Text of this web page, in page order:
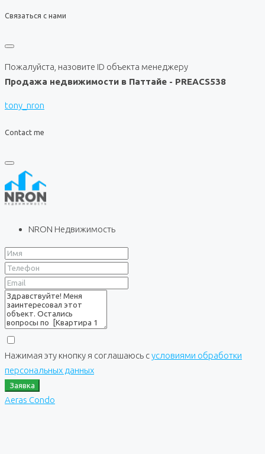
Связаться с нами
Пожалуйста, назовите ID объекта менеджеру
Продажа недвижимости в Паттайе - PREACS538
tony_nron
Contact me
NRON Недвижимость
Нажимая эту кнопку я соглашаюсь сусловиями обработки
персональных данных
Заявка
Aeras Condo